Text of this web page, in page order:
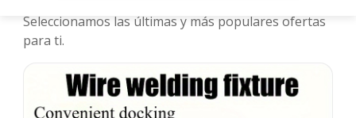
Seleccionamos las últimas y más populares ofertas
para ti.